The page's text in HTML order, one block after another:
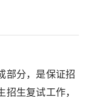
部分，是保证招
生复试工作，